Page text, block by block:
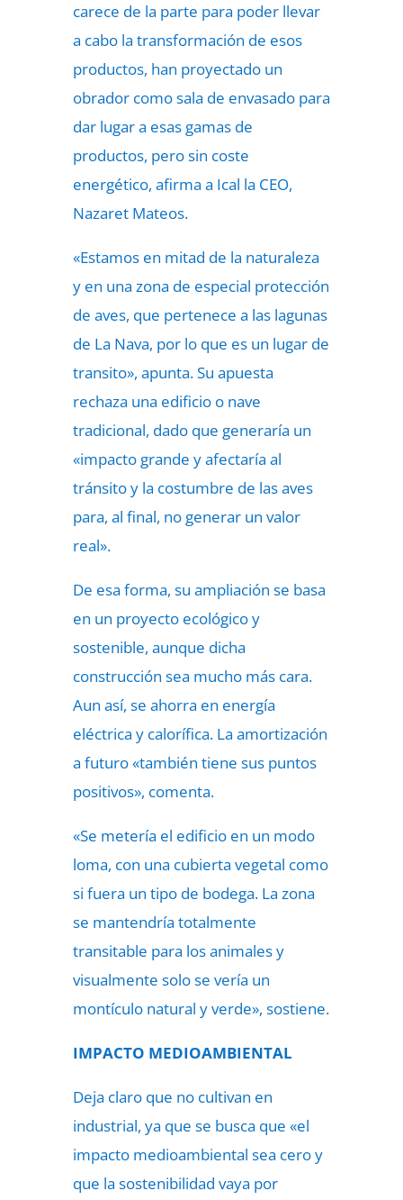
carece de la parte para poder llevar
a cabo la transformación de esos
productos, han proyectado un
obrador como sala de envasado para
dar lugar a esas gamas de
productos, pero sin coste
energético, afirma a Ical la CEO,
Nazaret Mateos.
«Estamos en mitad de la naturaleza
y en una zona de especial protección
de aves, que pertenece a las lagunas
de La Nava, por lo que es un lugar de
transito», apunta. Su apuesta
rechaza una edificio o nave
tradicional, dado que generaría un
«impacto grande y afectaría al
tránsito y la costumbre de las aves
para, al final, no generar un valor
real».
De esa forma, su ampliación se basa
en un proyecto ecológico y
sostenible, aunque dicha
construcción sea mucho más cara.
Aun así, se ahorra en energía
eléctrica y calorífica. La amortización
a futuro «también tiene sus puntos
positivos», comenta.
«Se metería el edificio en un modo
loma, con una cubierta vegetal como
si fuera un tipo de bodega. La zona
se mantendría totalmente
transitable para los animales y
visualmente solo se vería un
montículo natural y verde», sostiene.
IMPACTO MEDIOAMBIENTAL
Deja claro que no cultivan en
industrial, ya que se busca que «el
impacto medioambiental sea cero y
que la sostenibilidad vaya por